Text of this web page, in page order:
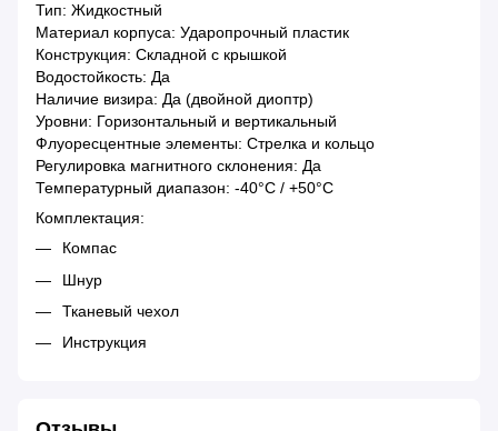
Тип: Жидкостный
Материал корпуса: Ударопрочный пластик
Конструкция: Складной с крышкой
Водостойкость: Да
Наличие визира: Да (двойной диоптр)
Уровни: Горизонтальный и вертикальный
Флуоресцентные элементы: Стрелка и кольцо
Регулировка магнитного склонения: Да
Температурный диапазон: -40°C / +50°C
Комплектация:
Компас
Шнур
Тканевый чехол
Инструкция